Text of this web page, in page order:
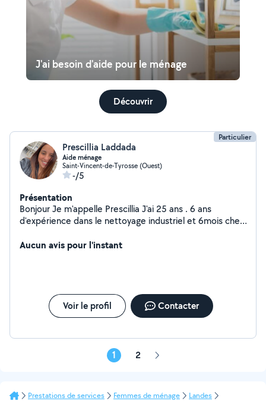
J'ai besoin d'aide pour le ménage
Découvrir
Particulier
Prescillia Laddada
Aide ménage
Saint-Vincent-de-Tyrosse (Ouest)
-/5
Présentation
Bonjour Je m'appelle Prescillia J'ai 25 ans . 6 ans
d'expérience dans le nettoyage industriel et 6mois chez
d'expérience d'animatrice période péri scolaire Je suis a
Aucun avis pour l'instant
Voir le profil Contacter
1 2 Page
Prestations de services Femmes de ménage
Landes